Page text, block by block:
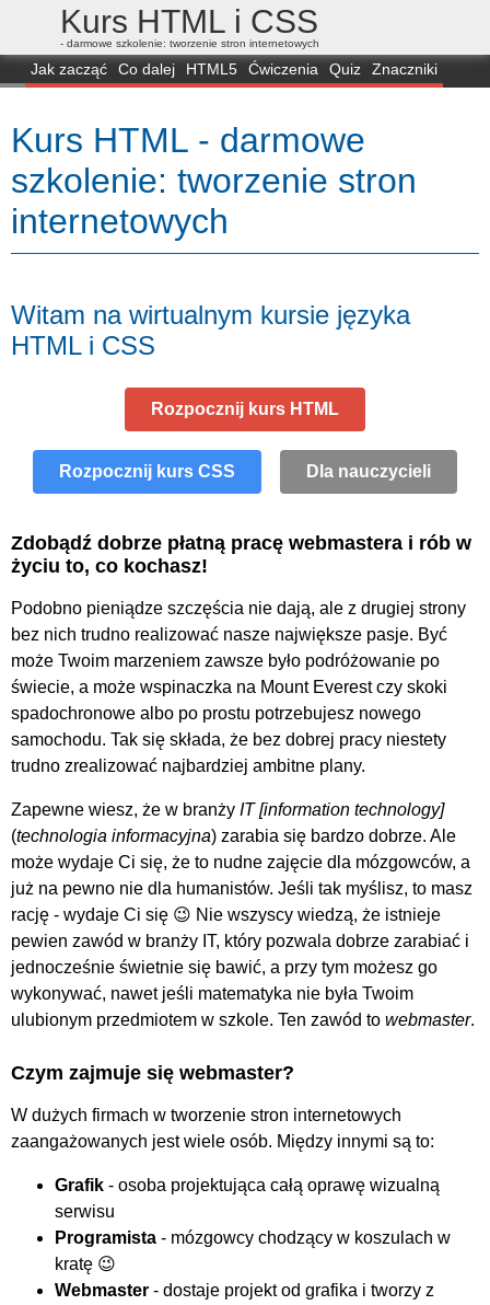
Kurs HTML i CSS
- darmowe szkolenie: tworzenie stron internetowych
Jak zacząć Co dalej HTML5 Ćwiczenia Quiz
Znaczniki
FAQ
Przeglądarki Mapa FORUM
Kurs HTML - darmowe
szkolenie: tworzenie stron
internetowych
Witam na wirtualnym kursie języka
HTML i CSS
Rozpocznij kurs HTML
Rozpocznij kurs CSS Dla nauczycieli
Zdobądź dobrze płatną pracę webmastera i rób w
życiu to, co kochasz!
Podobno pieniądze szczęścia nie dają, ale z drugiej strony
bez nich trudno realizować nasze największe pasje. Być
może Twoim marzeniem zawsze było podróżowanie po
świecie, a może wspinaczka na Mount Everest czy skoki
spadochronowe albo po prostu potrzebujesz nowego
samochodu. Tak się składa, że bez dobrej pracy niestety
trudno zrealizować najbardziej ambitne plany.
Zapewne wiesz, że w branży IT
(technologia informacyjna) zarabia się bardzo dobrze. Ale
może wydaje Ci się, że to nudne zajęcie dla mózgowców, a
już na pewno nie dla humanistów. Jeśli tak myślisz, to masz
rację - wydaje Ci się 😉 Nie wszyscy wiedzą, że istnieje
pewien zawód w branży IT, który pozwala dobrze zarabiać i
jednocześnie świetnie się bawić, a przy tym możesz go
wykonywać, nawet jeśli matematyka nie była Twoim
ulubionym przedmiotem w szkole. Ten zawód to webmaster.
Czym zajmuje się webmaster?
W dużych firmach w tworzenie stron internetowych
zaangażowanych jest wiele osób. Między innymi są to:
Grafik - osoba projektująca całą oprawę wizualną
serwisu
Programista - mózgowcy chodzący w koszulach w
kratę 😉
Webmaster - dostaje projekt od grafika i tworzy z